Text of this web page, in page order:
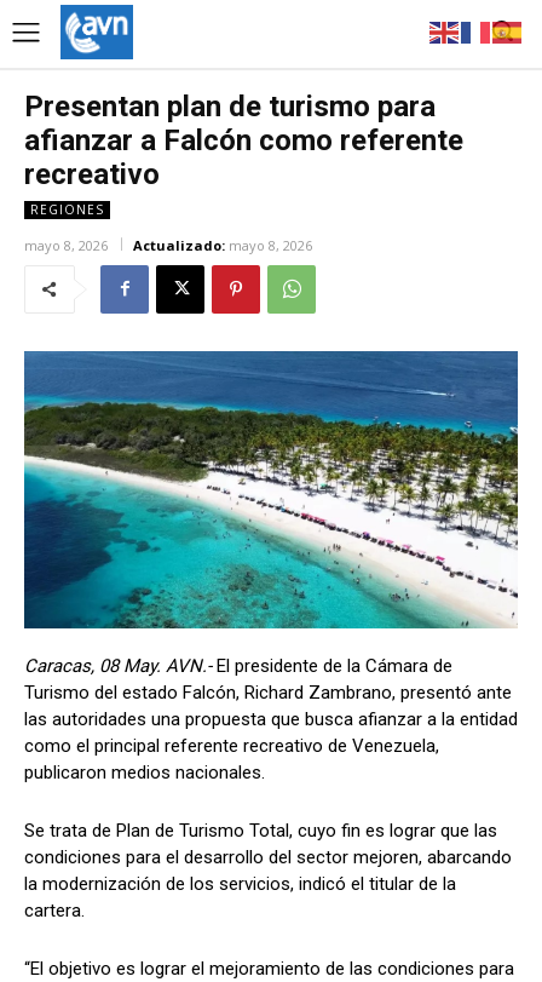
Presentan plan de turismo para
afianzar a Falcón como referente
recreativo
REGIONES
mayo 8, 2026 Actualizado: mayo 8, 2026
Caracas, 08 May. AVN.-El presidente de la Cámara de
Turismo del estado Falcón, Richard Zambrano, presentó ante
las autoridades una propuesta que busca afianzar a la entidad
como el principal referente recreativo de Venezuela,
publicaron medios nacionales.
Se trata de Plan de Turismo Total, cuyo fin es lograr que las
condiciones para el desarrollo del sector mejoren, abarcando
la modernización de los servicios, indicó el titular de la
cartera.
“El objetivo es lograr el mejoramiento de las condiciones para